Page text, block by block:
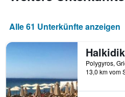
Alle 61 Unterkünfte anzeigen
Polygyros,
13,0 km vom